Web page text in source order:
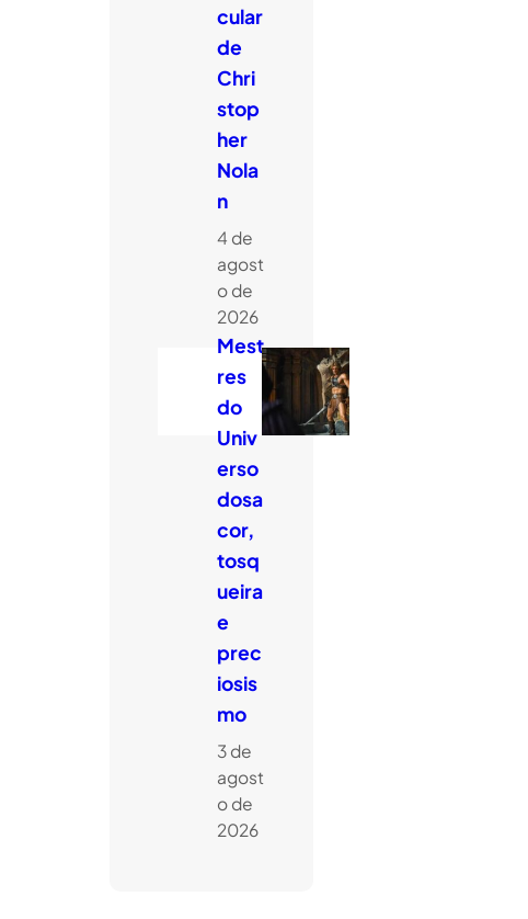
cular
de
Chri
stop
her
Nola
n
4 de
agost
o de
2026
Mest
res
do
Univ
erso
dosa
cor,
tosq
ueira
e
prec
iosis
mo
3 de
agost
o de
2026